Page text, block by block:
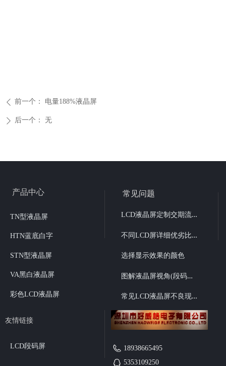
ꄴ 前一个： 电量188%液晶屏
ꄲ 后一个： 无
18938665495
5353109250
常见问题
L
CD液晶屏定制交期流程
不
同LCD屏详细优劣比较
选择显示效果的颜色
图
解液晶屏视角(段码液晶6点、12点视角选择）
常
见LCD液晶屏不良现象
友情链接
LCD段码屏
TN型液晶屏
HTN蓝底白字
STN型液晶屏
VA黑白液晶屏
彩色LCD液晶屏
产品中心